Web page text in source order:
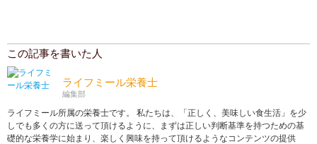
この記事を書いた人
ライフミール栄養士
編集部
ライフミール所属の栄養士です。 私たちは、「正しく、美味しい食生活」を少
しでも多くの方に送って頂けるように、まずは正しい判断基準を持つための基
礎的な栄養学に始まり、楽しく興味を持って頂けるようなコンテンツの提供